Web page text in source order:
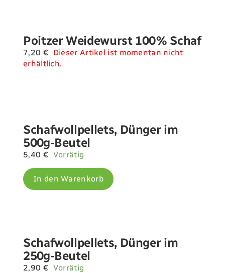
Poitzer Weidewurst 100% Schaf
7,20 € Dieser Artikel ist momentan nicht
erhältlich.
Schafwollpellets, Dünger im
500g-Beutel
5,40 € Vorrätig
In den Warenkorb
Schafwollpellets, Dünger im
250g-Beutel
2,90 € Vorrätig